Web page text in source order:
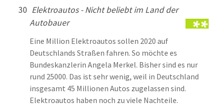
30 Elektroautos - Nicht beliebt im Land der
Autobauer
Eine Million Elektroautos sollen 2020 auf
Deutschlands Straßen fahren. So möchte es
Bundeskanzlerin Angela Merkel. Bisher sind es nur
rund 25000. Das ist sehr wenig, weil in Deutschland
insgesamt 45 Millionen Autos zugelassen sind.
Elektroautos haben noch zu viele Nachteile.